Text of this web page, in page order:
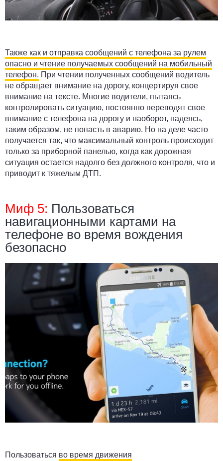
Также как и отправка сообщений с телефона за рулем
опасно и чтение получаемых сообщений на мобильный
телефон. При чтении полученных сообщений водитель
не обращает внимание на дорогу, концертируя свое
внимание на тексте. Многие водители, пытаясь
контролировать ситуацию, постоянно переводят свое
внимание с телефона на дорогу и наоборот, надеясь,
таким образом, не попасть в аварию. Но на деле часто
получается так, что максимальный контроль происходит
только за приборной панелью, когда как дорожная
ситуация остается надолго без должного контроля, что и
приводит к тяжелым ДТП.
Миф 5: Пользоваться
навигационными картами на
телефоне во время вождения
безопасно
Пользоваться во время движения